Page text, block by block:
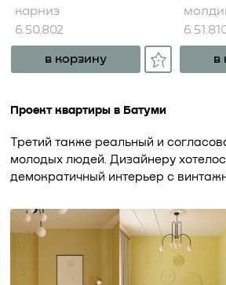
карниз
6.50.802
в корзину в
Проект квартиры в Батуми
Третий также реальный и
молодых людей. Дизайнеру
демократичный интерьер с